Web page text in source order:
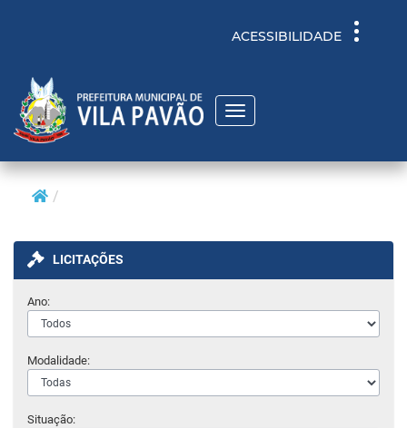
Toggle
ACESSIBILIDADE
Toggle
navigation
LICITAÇÕES
Ano:
Modalidade:
Situação: